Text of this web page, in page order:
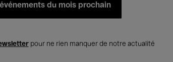
événements du mois prochain
pour ne rien manquer de notre actualité